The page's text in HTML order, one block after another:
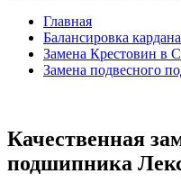
Главная
Балансировка кардана
Замена Крестовин в
Замена подвесного
Качественная
подшипника